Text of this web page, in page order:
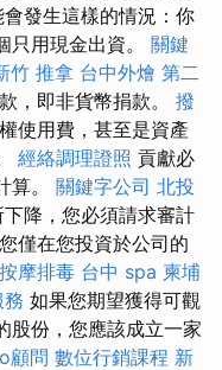
會發生這樣的情況：你
只用現金出資。 關鍵
竹 推拿 台中外燴 第二
，即非貨幣捐款。 撥
使用費，甚至是資產
經絡調理證照 貢獻必
算。 關鍵字公司 北投
降，您必須請求審計
僅在您投資於公司的
摩排毒 台中 spa 柬埔
如果您期望獲得可觀
股份，您應該成立一家
顧問 數位行銷課程 新